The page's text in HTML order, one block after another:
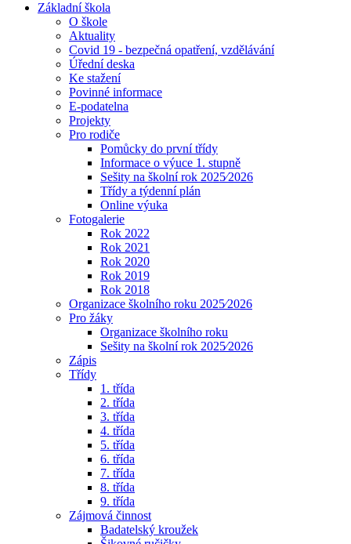
Základní škola
O škole
Aktuality
Covid 19 - bezpečná opatření, vzdělávání
Úřední deska
Ke stažení
Povinné informace
E-podatelna
Projekty
Pro rodiče
Pomůcky do první třídy
Informace o výuce 1. stupně
Sešity na školní rok 2025⁄2026
Třídy a týdenní plán
Online výuka
Fotogalerie
Rok 2022
Rok 2021
Rok 2020
Rok 2019
Rok 2018
Organizace školního roku 2025⁄2026
Pro žáky
Organizace školního roku
Sešity na školní rok 2025⁄2026
Zápis
Třídy
1. třída
2. třída
3. třída
4. třída
5. třída
6. třída
7. třída
8. třída
9. třída
Zájmová činnost
Badatelský kroužek